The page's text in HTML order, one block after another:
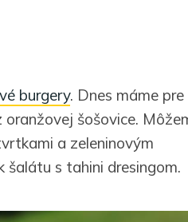
burgery. Dnes máme pre
šošovice.
a zeleninovým
šalátu s tahini dresingom.